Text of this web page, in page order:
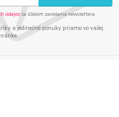
údajov za účelom zasielania newslettera.
a jedinečné ponuky priamo vo vašej